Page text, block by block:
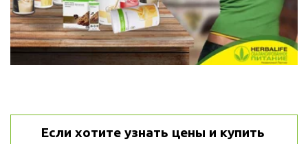
Если хотите узнать цены и купить